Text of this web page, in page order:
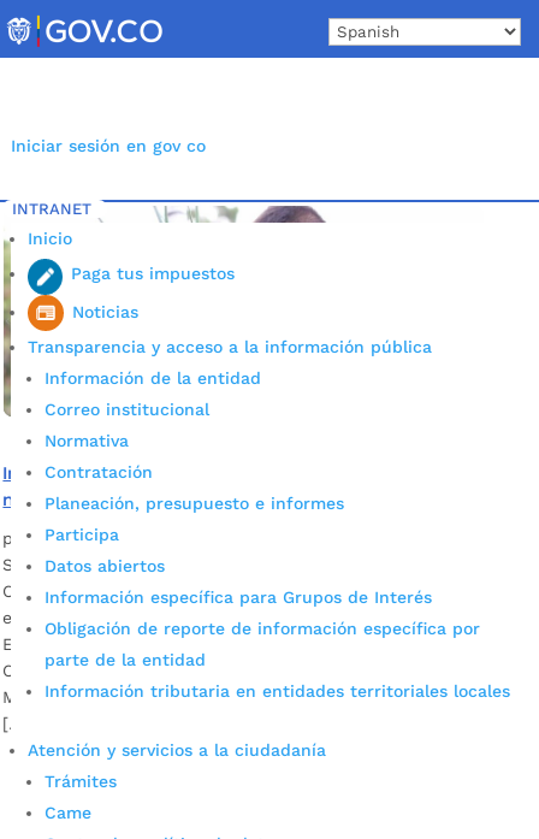
to
content
Iniciar sesión en gov co
INTRANET
Inicio
Paga tus impuestos
Noticias
Transparencia y acceso a la información pública
Información de la entidad
Correo institucional
Normativa
Contratación
Planeación, presupuesto e informes
Participa
Datos abiertos
Información específica para Grupos de Interés
Obligación de reporte de información específica por
parte de la entidad
Información tributaria en entidades territoriales locales
Atención y servicios a la ciudadanía
Trámites
Came
Inicio 5 Etiqueta: Agricultura.
Informe especial: Un héroe del campo al que el Covid-19
no le impidió seguir cultivando bienestar
por Alcaldía de Bucaramanga
Si algo nos ha enseñado esta emergencia sanitaria por el
Covid-19 es la importancia del papel que juega campesino
en la cadena de suministros de alimentos para la ciudad.
Esta es la historia de Robinson Aguilar, un labriego del
Corregimiento 2 de Bucaramanga, quien hace parte de los
Mercadillos Campesinos impulsados por el Gobierno Local.
[…]